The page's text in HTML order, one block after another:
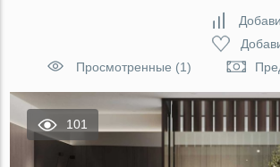
Просмотренные (1)
101